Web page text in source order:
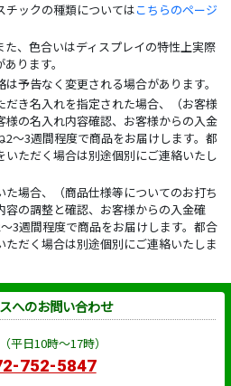
チックの種類についてはこちらのページ
、色合いはディスプレイの特性上実際
ります。
予告なく変更される場合があります。
だき名入れを指定された場合、（お客様
様の名入れ内容確認、お客様からの入金
～3週間程度で商品をお届けします。都
ただく場合は別途個別にご連絡いたし
た場合、（商品仕様等についてのお打ち
容の調整と確認、お客様からの入金確
3週間程度で商品をお届けします。都合
ただく場合は別途個別にご連絡いたしま
へのお問い合わせ
平日10時～17時）
752-5847